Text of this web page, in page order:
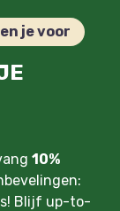
je voor
10%
Blijf up-to-